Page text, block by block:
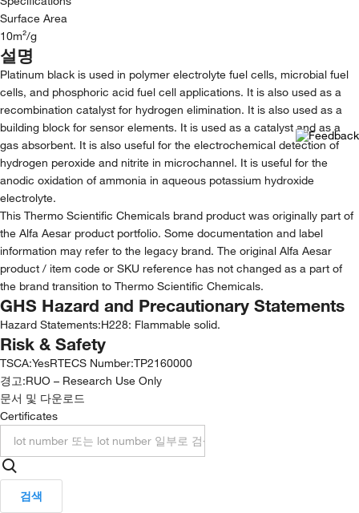
Surface Area
10m²/g
설명
Platinum black is used in polymer electrolyte fuel cells, microbial fuel
cells, and phosphoric acid fuel cell applications. It is also used as a
recombination catalyst for hydrogen elimination. It is also used as a
building block for sensor elements. It is used as a catalyst and as a
gas absorbent. It is also useful for the electrochemical detection of
hydrogen peroxide and nitrite in microchannel. It is useful for the
anodic oxidation of ammonia in aqueous potassium hydroxide
electrolyte.
This Thermo Scientific Chemicals brand product was originally part of
the Alfa Aesar product portfolio. Some documentation and label
information may refer to the legacy brand. The original Alfa Aesar
product / item code or SKU reference has not changed as a part of
the brand transition to Thermo Scientific Chemicals.
GHS Hazard and Precautionary Statements
Hazard Statements:H228: Flammable solid.
Risk & Safety
TSCA:YesRTECS Number:TP2160000
경고:RUO – Research Use Only
문서 및 다운로드
Certificates
검색